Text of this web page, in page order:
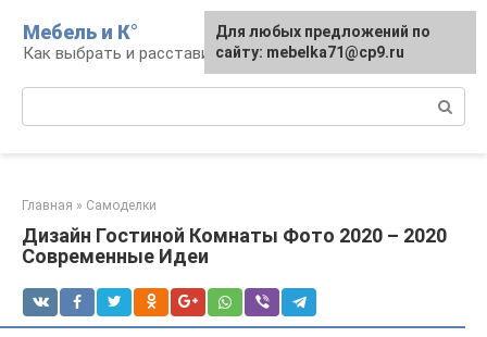
контенту
Мебель и К°
Как выбрать и расставить мебель
Главная » Самоделки
Дизайн Гостиной Комнаты Фото 2020 – 2020
Современные Идеи
Для любых предложений по
сайту: mebelka71@cp9.ru